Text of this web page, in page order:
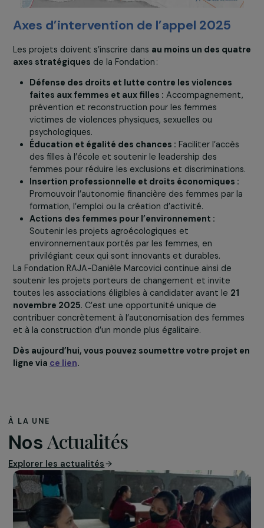
Axes d’intervention de l’appel 2025
Les projets doivent s’inscrire dansau moins un des
axes stratégiques de la Fondation :
Défense des droits et lutte contre les violences
faites aux femmes et aux filles :
prévention et reconstruction pour les femmes
victimes de violences physiques, sexuelles ou
psychologiques.
Éducation et égalité des chances : Faciliter
des filles à l’école et soutenir le leadership des
femmes pour réduire les exclusions et
Insertion professionnelle et droits économiques
Promouvoir l’autonomie financière des femmes par
formation, l’emploi ou la création d’activité.
Actions des femmes pour l’environnement :
Soutenir les projets agroécologiques et
environnementaux portés par les femmes, en
novembre 2025
contribuer concrètement à l’autonomisation des
Dès aujourd’hui, vous pouvez soumettre votre
ligne via
ce lien